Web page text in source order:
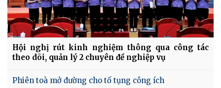
Hội nghị rút kinh nghiệm thông qua công tác
theo dõi, quản lý 2 chuyên đề nghiệp vụ
Phiên toà mở đường cho tố tụng công ích